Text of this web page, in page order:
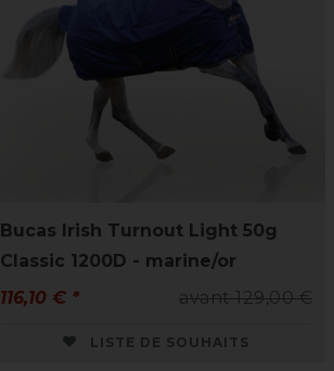
Bucas Irish Turnout Light 50g
Classic 1200D - marine/or
avant 129,00 €
116,10 € *
LISTE DE SOUHAITS